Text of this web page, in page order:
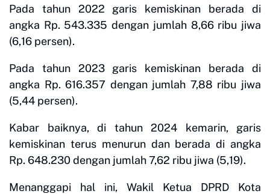
Pada tahun 2022 garis kemiskinan berada di
angka Rp. 543.335 dengan jumlah 8,66 ribu jiwa
(6,16 persen).
Pada tahun 2023 garis kemiskinan berada di
angka Rp. 616.357 dengan jumlah 7,88 ribu jiwa
(5,44 persen).
Kabar baiknya, di tahun 2024 kemarin, garis
kemiskinan terus menurun dan berada di angka
Rp. 648.230 dengan jumlah 7,62 ribu jiwa (5,19).
Menanggapi hal ini, Wakil Ketua DPRD Kota